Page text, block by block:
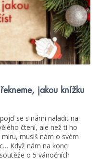
jakou knížku
se s námi naladit na
čtení, ale než ti ho
musíš nám o svém
Když nám na konci
o 5 vánočních